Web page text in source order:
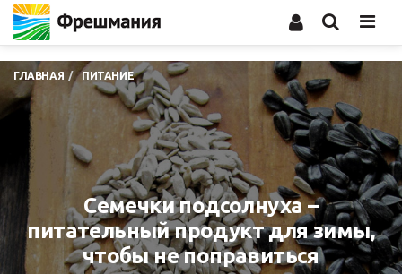
ГЛАВНАЯ ПИТАНИЕ
Семечки подсолнуха –
питательный продукт для зимы,
чтобы не поправиться